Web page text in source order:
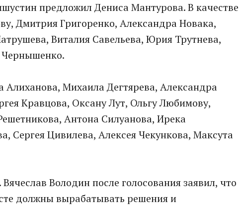
предложил Дениса Мантурова. В качестве
Дмитрия Григоренко, Александра Новака,
Виталия Савельева, Юрия Трутнева,
Алиханова, Михаила Дегтярева, Александра
Кравцова, Оксану Лут, Ольгу Любимову,
Антона Силуанова, Ирека
Сергея Цивилева, Алексея Чекункова, Максута
Володин после голосования заявил, что
должны вырабатывать решения и